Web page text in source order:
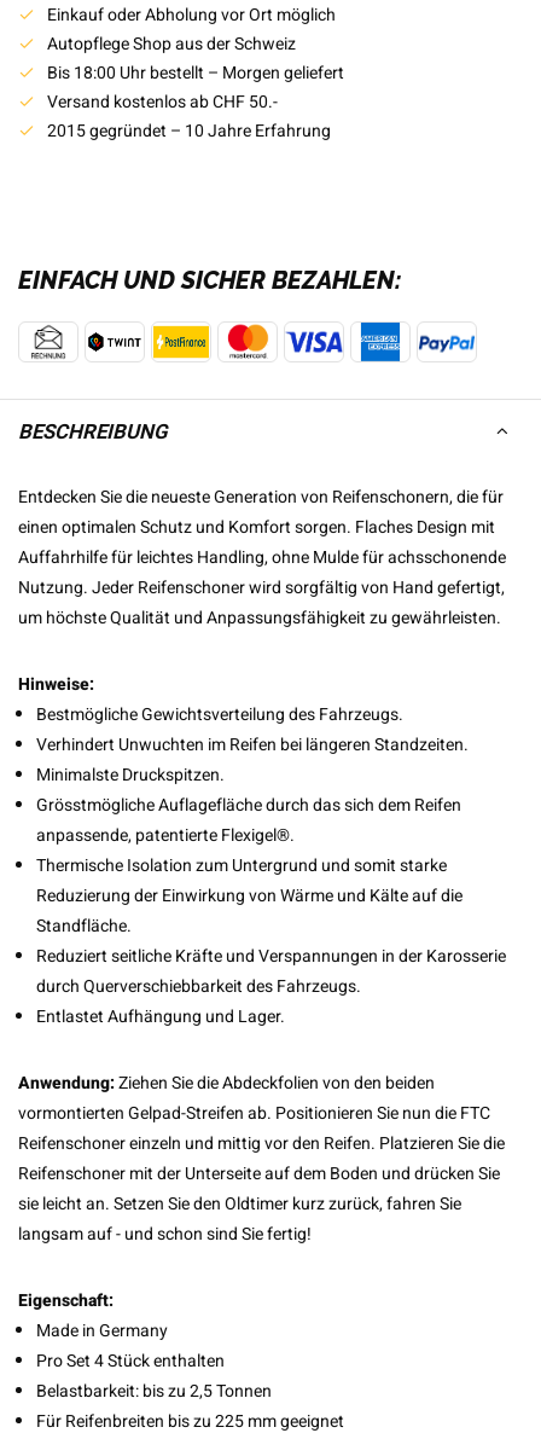
Einkauf oder Abholung vor Ort möglich
Autopflege Shop aus der Schweiz
Bis 18:00 Uhr bestellt – Morgen geliefert
Versand kostenlos ab CHF 50.-
2015 gegründet – 10 Jahre Erfahrung
EINFACH UND SICHER BEZAHLEN:
BESCHREIBUNG
Entdecken Sie die neueste Generation von Reifenschonern, die für
einen optimalen Schutz und Komfort sorgen. Flaches Design mit
Auffahrhilfe für leichtes Handling, ohne Mulde für achsschonende
Nutzung. Jeder Reifenschoner wird sorgfältig von Hand gefertigt,
um höchste Qualität und Anpassungsfähigkeit zu gewährleisten.
Hinweise:
Bestmögliche Gewichtsverteilung des Fahrzeugs.
Verhindert Unwuchten im Reifen bei längeren Standzeiten.
Minimalste Druckspitzen.
Grösstmögliche Auflagefläche durch das sich dem Reifen
anpassende, patentierte Flexigel®.
Thermische Isolation zum Untergrund und somit starke
Reduzierung der Einwirkung von Wärme und Kälte auf die
Standfläche.
Reduziert seitliche Kräfte und Verspannungen in der Karosserie
durch Querverschiebbarkeit des Fahrzeugs.
Entlastet Aufhängung und Lager.
Anwendung:Ziehen Sie die Abdeckfolien von den beiden
vormontierten Gelpad-Streifen ab. Positionieren Sie nun die FTC
Reifenschoner einzeln und mittig vor den Reifen. Platzieren Sie die
Reifenschoner mit der Unterseite auf dem Boden und drücken Sie
sie leicht an. Setzen Sie den Oldtimer kurz zurück, fahren Sie
langsam auf - und schon sind Sie fertig!
Eigenschaft:
Made in Germany
Pro Set 4 Stück enthalten
Belastbarkeit: bis zu 2,5 Tonnen
Für Reifenbreiten bis zu 225 mm geeignet